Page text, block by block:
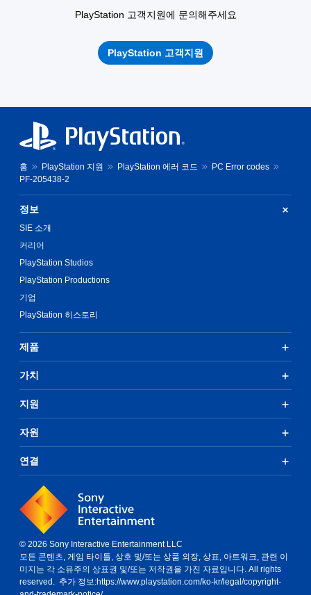
PlayStation 고객지원에 문의해주세요
PlayStation 고객지원
홈 PlayStation 지원 PlayStation 에러 코드
PC Error codes
PF-205438-2
정보
SIE 소개
커리어
PlayStation Studios
PlayStation Productions
기업
PlayStation 히스토리
제품
가치
지원
자원
연결
© 2026 Sony Interactive Entertainment LLC
모든 콘텐츠, 게임 타이틀, 상호 및/또는 상품 외장, 상표, 아트워크, 관련 이
미지는 각 소유주의 상표권 및/또는 저작권을 가진 자료입니다. All rights
reserved. 추가 정보:https://www.playstation.com/ko-kr/legal/copyright-